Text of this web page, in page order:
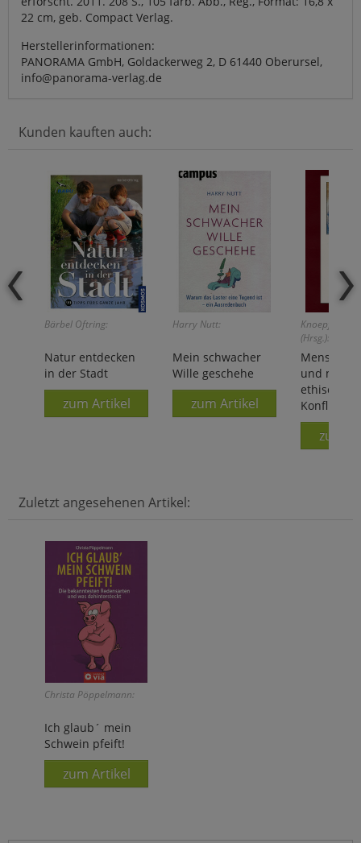
22 cm, geb. Compact Verlag.
Herstellerinformationen:
PANORAMA GmbH, Goldackerweg 2, D 61440 Oberursel,
info@panorama-verlag.de
Kunden kauften auch:
Bärbel Oftring:
Natur entdecken
in der Stadt
zum Artikel
Harry Nutt:
Mein schwacher
Wille geschehe
zum Artikel
Knoepffler/
(Hrsg.):
und
ethische
zum
Zuletzt angesehenen Artikel:
Christa Pöppelmann:
Ich glaub´ mein
Schwein pfeift!
zum Artikel